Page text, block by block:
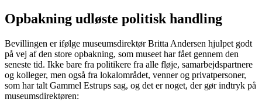
Opbakning udløste politisk handling
Bevillingen er ifølge museumsdirektør Britta Andersen hjulpet godt
på vej af den store opbakning, som museet har fået gennem den
seneste tid. Ikke bare fra politikere fra alle fløje, samarbejdspartnere
og kolleger, men også fra lokalområdet, venner og privatpersoner,
som har talt Gammel Estrups sag, og det er noget, der gør indtryk på
museumsdirektøren: